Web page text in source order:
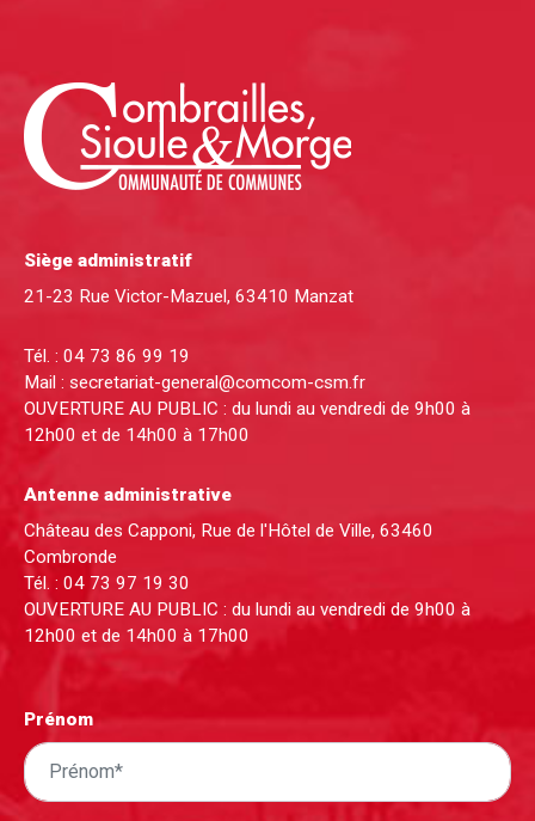
Siège administratif
21-23 Rue Victor-Mazuel, 63410 Manzat
Tél. : 04 73 86 99 19
Mail : secretariat-general@comcom-csm.fr
OUVERTURE AU PUBLIC : du lundi au vendredi de 9h00 à
12h00 et de 14h00 à 17h00
Antenne administrative
Château des Capponi, Rue de l'Hôtel de Ville, 63460
Combronde
Tél. : 04 73 97 19 30
OUVERTURE AU PUBLIC : du lundi au vendredi de 9h00 à
12h00 et de 14h00 à 17h00
Prénom